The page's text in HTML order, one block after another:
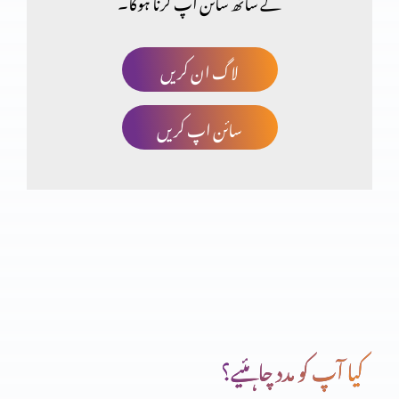
پانچ ہزار کو کھانا کھلانا
شگردوں کی تربیت
یہ کون ہے؟
لاگ ان کریں
سائن اپ کریں
کیا آپ کو مدد چاہئیے؟